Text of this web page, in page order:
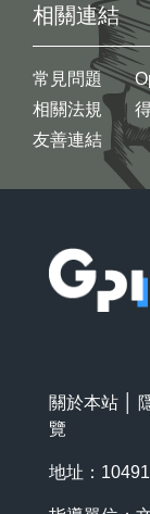
相關連結
常見問題
相關法規
友善連結
關於本站
覽
地址：